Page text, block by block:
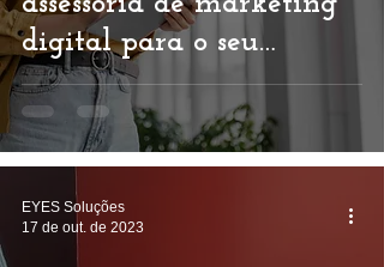
digital para o seu
negócio
EYES Soluções
17 de out. de 2023